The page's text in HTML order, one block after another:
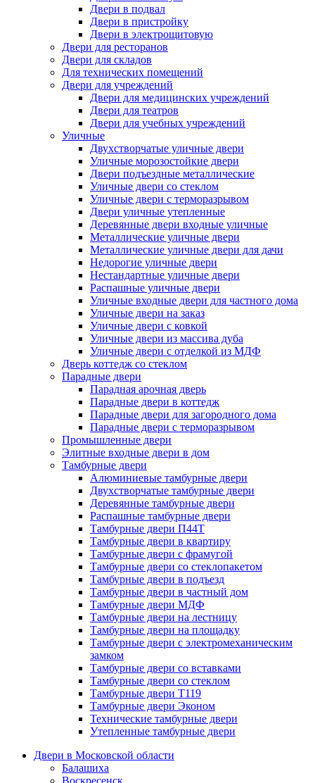
Двери в подвал
Двери в пристройку
Двери в электрощитовую
Двери для ресторанов
Двери для складов
Для технических помещений
Двери для учреждений
Двери для медицинских учреждений
Двери для театров
Двери для учебных учреждений
Уличные
Двухстворчатые уличные двери
Уличные морозостойкие двери
Двери подъездные металлические
Уличные двери со стеклом
Уличные двери с терморазрывом
Двери уличные утепленные
Деревянные двери входные уличные
Металлические уличные двери
Металлические уличные двери для дачи
Недорогие уличные двери
Нестандартные уличные двери
Распашные уличные двери
Уличные входные двери для частного дома
Уличные двери на заказ
Уличные двери с ковкой
Уличные двери из массива дуба
Уличные двери с отделкой из МДФ
Дверь коттедж со стеклом
Парадные двери
Парадная арочная дверь
Парадные двери в коттедж
Парадные двери для загородного дома
Парадные двери с терморазрывом
Промышленные двери
Элитные входные двери в дом
Тамбурные двери
Алюминиевые тамбурные двери
Двухстворчатые тамбурные двери
Деревянные тамбурные двери
Распашные тамбурные двери
Тамбурные двери П44Т
Тамбурные двери в квартиру
Тамбурные двери с фрамугой
Тамбурные двери со стеклопакетом
Тамбурные двери в подъезд
Тамбурные двери в частный дом
Тамбурные двери МДФ
Тамбурные двери на лестницу
Тамбурные двери на площадку
Тамбурные двери с электромеханическим
замком
Тамбурные двери со вставками
Тамбурные двери со стеклом
Тамбурные двери Т119
Тамбурные двери Эконом
Технические тамбурные двери
Утепленные тамбурные двери
Двери в Московской области
Балашиха
Воскресенск